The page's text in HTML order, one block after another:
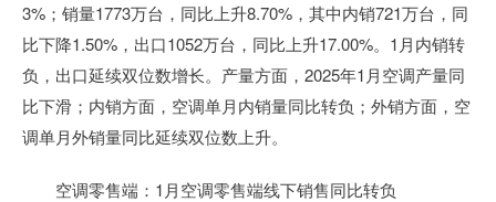
3%；销量1773万台，同比上升8.70%，其中内销721万台，同
比下降1.50%，出口1052万台，同比上升17.00%。1月内销转
负，出口延续双位数增长。产量方面，2025年1月空调产量同
比下滑；内销方面，空调单月内销量同比转负；外销方面，空
调单月外销量同比延续双位数上升。
空调零售端：1月空调零售端线下销售同比转负